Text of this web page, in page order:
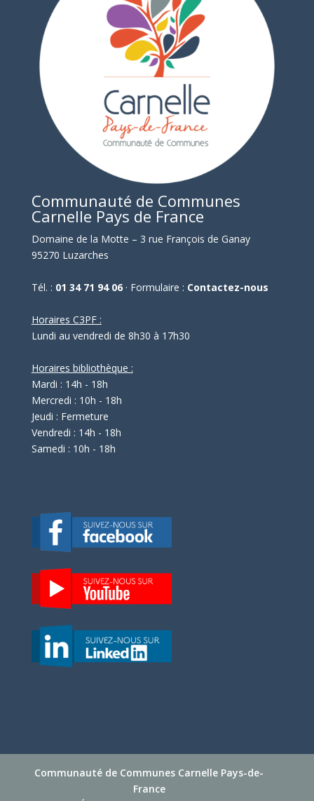
Communauté de Communes
Carnelle Pays de France
Domaine de la Motte – 3 rue François de Ganay
95270 Luzarches
Tél. : 01 34 71 94 06· Formulaire : Contactez-nous
Horaires C3PF :
Lundi au vendredi de 8h30 à 17h30
Horaires bibliothèque :
Mardi : 14h - 18h
Mercredi : 10h - 18h
Jeudi : Fermeture
Vendredi : 14h - 18h
Samedi : 10h - 18h
Communauté de Communes Carnelle Pays-de-
France